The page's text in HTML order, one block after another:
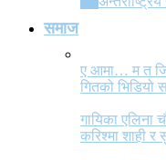
समाज
ए आमा… म त
गितको भिडियो
गायिका एलिना
करिश्मा शाही र